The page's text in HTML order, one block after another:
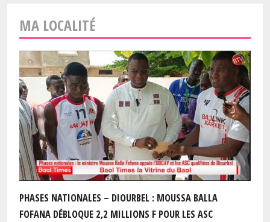
MA LOCALITÉ
PHASES NATIONALES – DIOURBEL : MOUSSA BALLA
FOFANA DÉBLOQUE 2,2 MILLIONS F POUR LES ASC